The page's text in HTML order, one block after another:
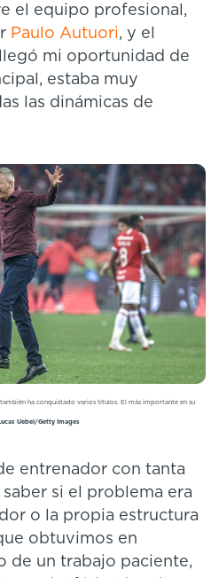
el equipo profesional,
Paulo Autuori, y el
mi oportunidad de
estaba muy
las dinámicas de
ha conquistado varios títulos. El más importante en su
Uebel/Getty Images
entrenador con tanta
si el problema era
o la propia estructura
obtuvimos en
de un trabajo paciente,